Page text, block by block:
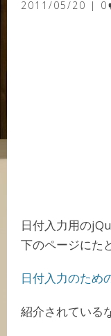
2011/05/20
0
日付入力用の
下のページにた
日付入力のため
紹介されている